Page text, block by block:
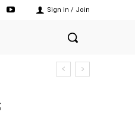
Sign in / Join